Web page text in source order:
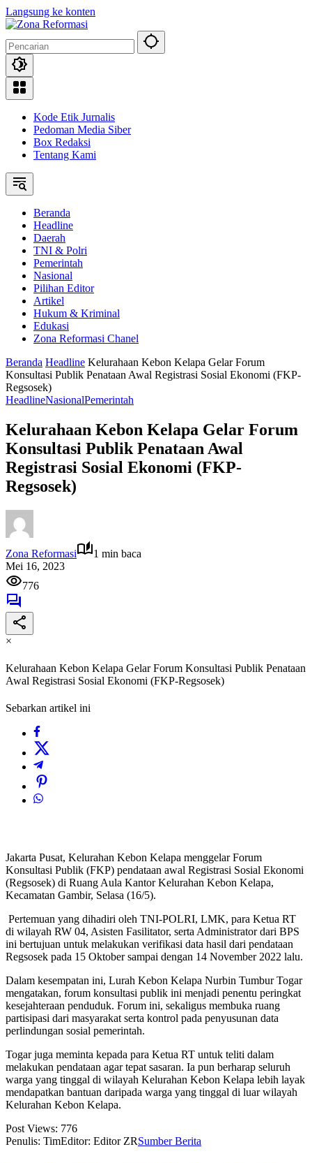
Langsung ke konten
Kode Etik Jurnalis
Pedoman Media Siber
Box Redaksi
Tentang Kami
Beranda
Headline
Daerah
TNI & Polri
Pemerintah
Nasional
Pilihan Editor
Artikel
Hukum & Kriminal
Edukasi
Zona Reformasi Chanel
Beranda Headline Kelurahaan Kebon Kelapa Gelar Forum
Konsultasi Publik Penataan Awal Registrasi Sosial Ekonomi (FKP-
Regsosek)
HeadlineNasionalPemerintah
Kelurahaan Kebon Kelapa Gelar Forum
Konsultasi Publik Penataan Awal
Registrasi Sosial Ekonomi (FKP-
Regsosek)
Zona Reformasi
1 min baca
Mei 16, 2023
776
×
Kelurahaan Kebon Kelapa Gelar Forum Konsultasi Publik Penataan
Awal Registrasi Sosial Ekonomi (FKP-Regsosek)
Sebarkan artikel ini
Jakarta Pusat, Kelurahan Kebon Kelapa menggelar Forum
Konsultasi Publik (FKP) pendataan awal Registrasi Sosial Ekonomi
(Regsosek) di Ruang Aula Kantor Kelurahan Kebon Kelapa,
Kecamatan Gambir, Selasa (16/5).
Pertemuan yang dihadiri oleh TNI-POLRI, LMK, para Ketua RT
di wilayah RW 04, Asisten Fasilitator, serta Administrator dari BPS
ini bertujuan untuk melakukan verifikasi data hasil dari pendataan
Regsosek pada 15 Oktober sampai dengan 14 November 2022 lalu.
Dalam kesempatan ini, Lurah Kebon Kelapa Nurbin Tumbur Togar
mengatakan, forum konsultasi publik ini menjadi penentu peringkat
kesejahteraan penduduk. Forum ini, sekaligus membuka ruang
partisipasi dari masyarakat serta kontrol pada penyusunan data
perlindungan sosial pemerintah.
Togar juga meminta kepada para Ketua RT untuk teliti dalam
melakukan pendataan agar tepat sasaran. Ia pun berharap seluruh
warga yang tinggal di wilayah Kelurahan Kebon Kelapa lebih layak
mendapatkan bantuan daripada warga yang tinggal di luar wilayah
Kelurahan Kebon Kelapa.
Post Views: 776
Penulis: TimEditor: Editor ZRSumber Berita